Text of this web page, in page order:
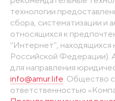
технологии
сбора, систематизации и
относящихся к
"Интернет", находящихся
Российской Федерации).
для направления
info@amur.life. Общество
ответственностью